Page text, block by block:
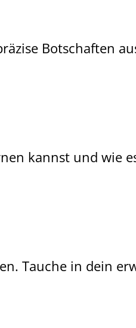
Botschaften
kannst und
Tauche in dein